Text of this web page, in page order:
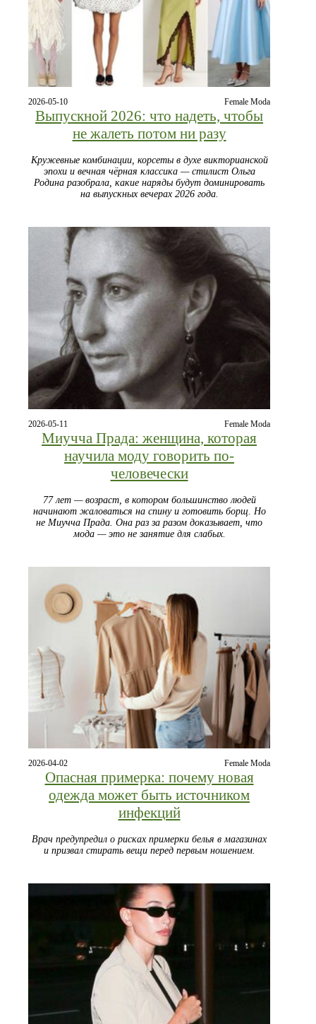
2026-05-10 Female Moda
Выпускной 2026: что надеть, чтобы
не жалеть потом ни разу
Кружевные комбинации, корсеты в духе викторианской
эпохи и вечная чёрная классика — стилист Ольга
Родина разобрала, какие наряды будут доминировать
на выпускных вечерах 2026 года.
2026-05-11 Female Moda
Миучча Прада: женщина, которая
научила моду говорить по-
человечески
77 лет — возраст, в котором большинство людей
начинают жаловаться на спину и готовить борщ. Но
не Миучча Прада. Она раз за разом доказывает, что
мода — это не занятие для слабых.
2026-04-02 Female Moda
Опасная примерка: почему новая
одежда может быть источником
инфекций
Врач предупредил о рисках примерки белья в магазинах
и призвал стирать вещи перед первым ношением.